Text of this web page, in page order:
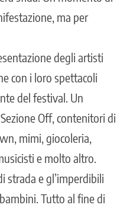
ma per
degli artisti
con i loro spettacoli
del festival. Un
Off, contenitori di
mimi, giocoleria,
e molto altro.
strada e gl’imperdibili
Tutto al fine di